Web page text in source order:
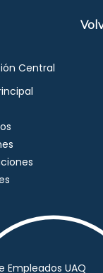
Central
Empleados UAQ